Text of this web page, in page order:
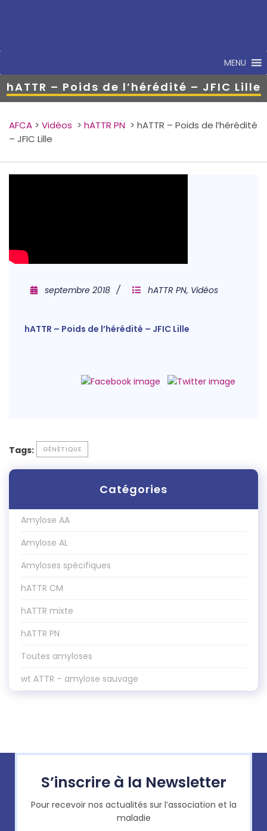
MENU
hATTR – Poids de l’hérédité – JFIC Lille
AFCA > Vidéos > hATTR PN > hATTR – Poids de l’hérédité
– JFIC Lille
septembre 2018 hATTR PN, Vidéos
hATTR – Poids de l’hérédité – JFIC Lille
Tags: GÉNÉTIQUE
Catégories
Amylose AA
Amylose AL
Amyloses spécifiques
hATTR CM
hATTR mixte
hATTR PN
Toutes amyloses
wt ATTR – amylose sauvage
S’inscrire à la Newsletter
Pour recevoir nos actualités sur l’association et la
maladie